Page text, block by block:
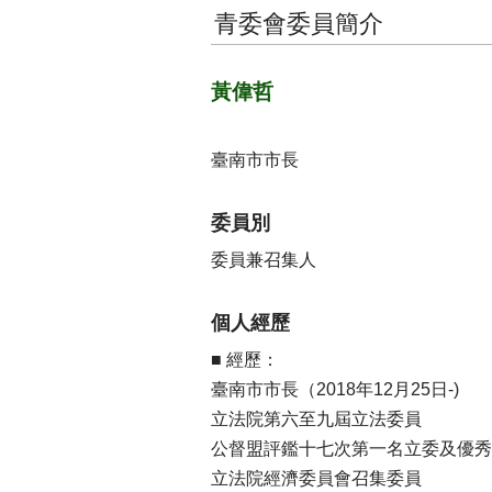
青委會委員簡介
黃偉哲
臺南市市長
委員別
委員兼召集人
個人經歷
■ 經歷：
臺南市市長（2018年12月25日-)
立法院第六至九屆立法委員
公督盟評鑑十七次第一名立委及優
立法院經濟委員會召集委員